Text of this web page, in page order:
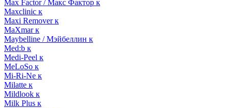
Max Factor / Макс Фактор к
Maxclinic к
Maxi Remover к
MaXmar к
Maybelline / Мэйбеллин к
Med:b к
Medi-Peel к
MeLoSo к
Mi-Ri-Ne к
Milatte к
Mildlook к
Milk Plus к